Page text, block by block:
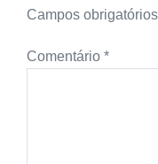
Campos
Comentário *